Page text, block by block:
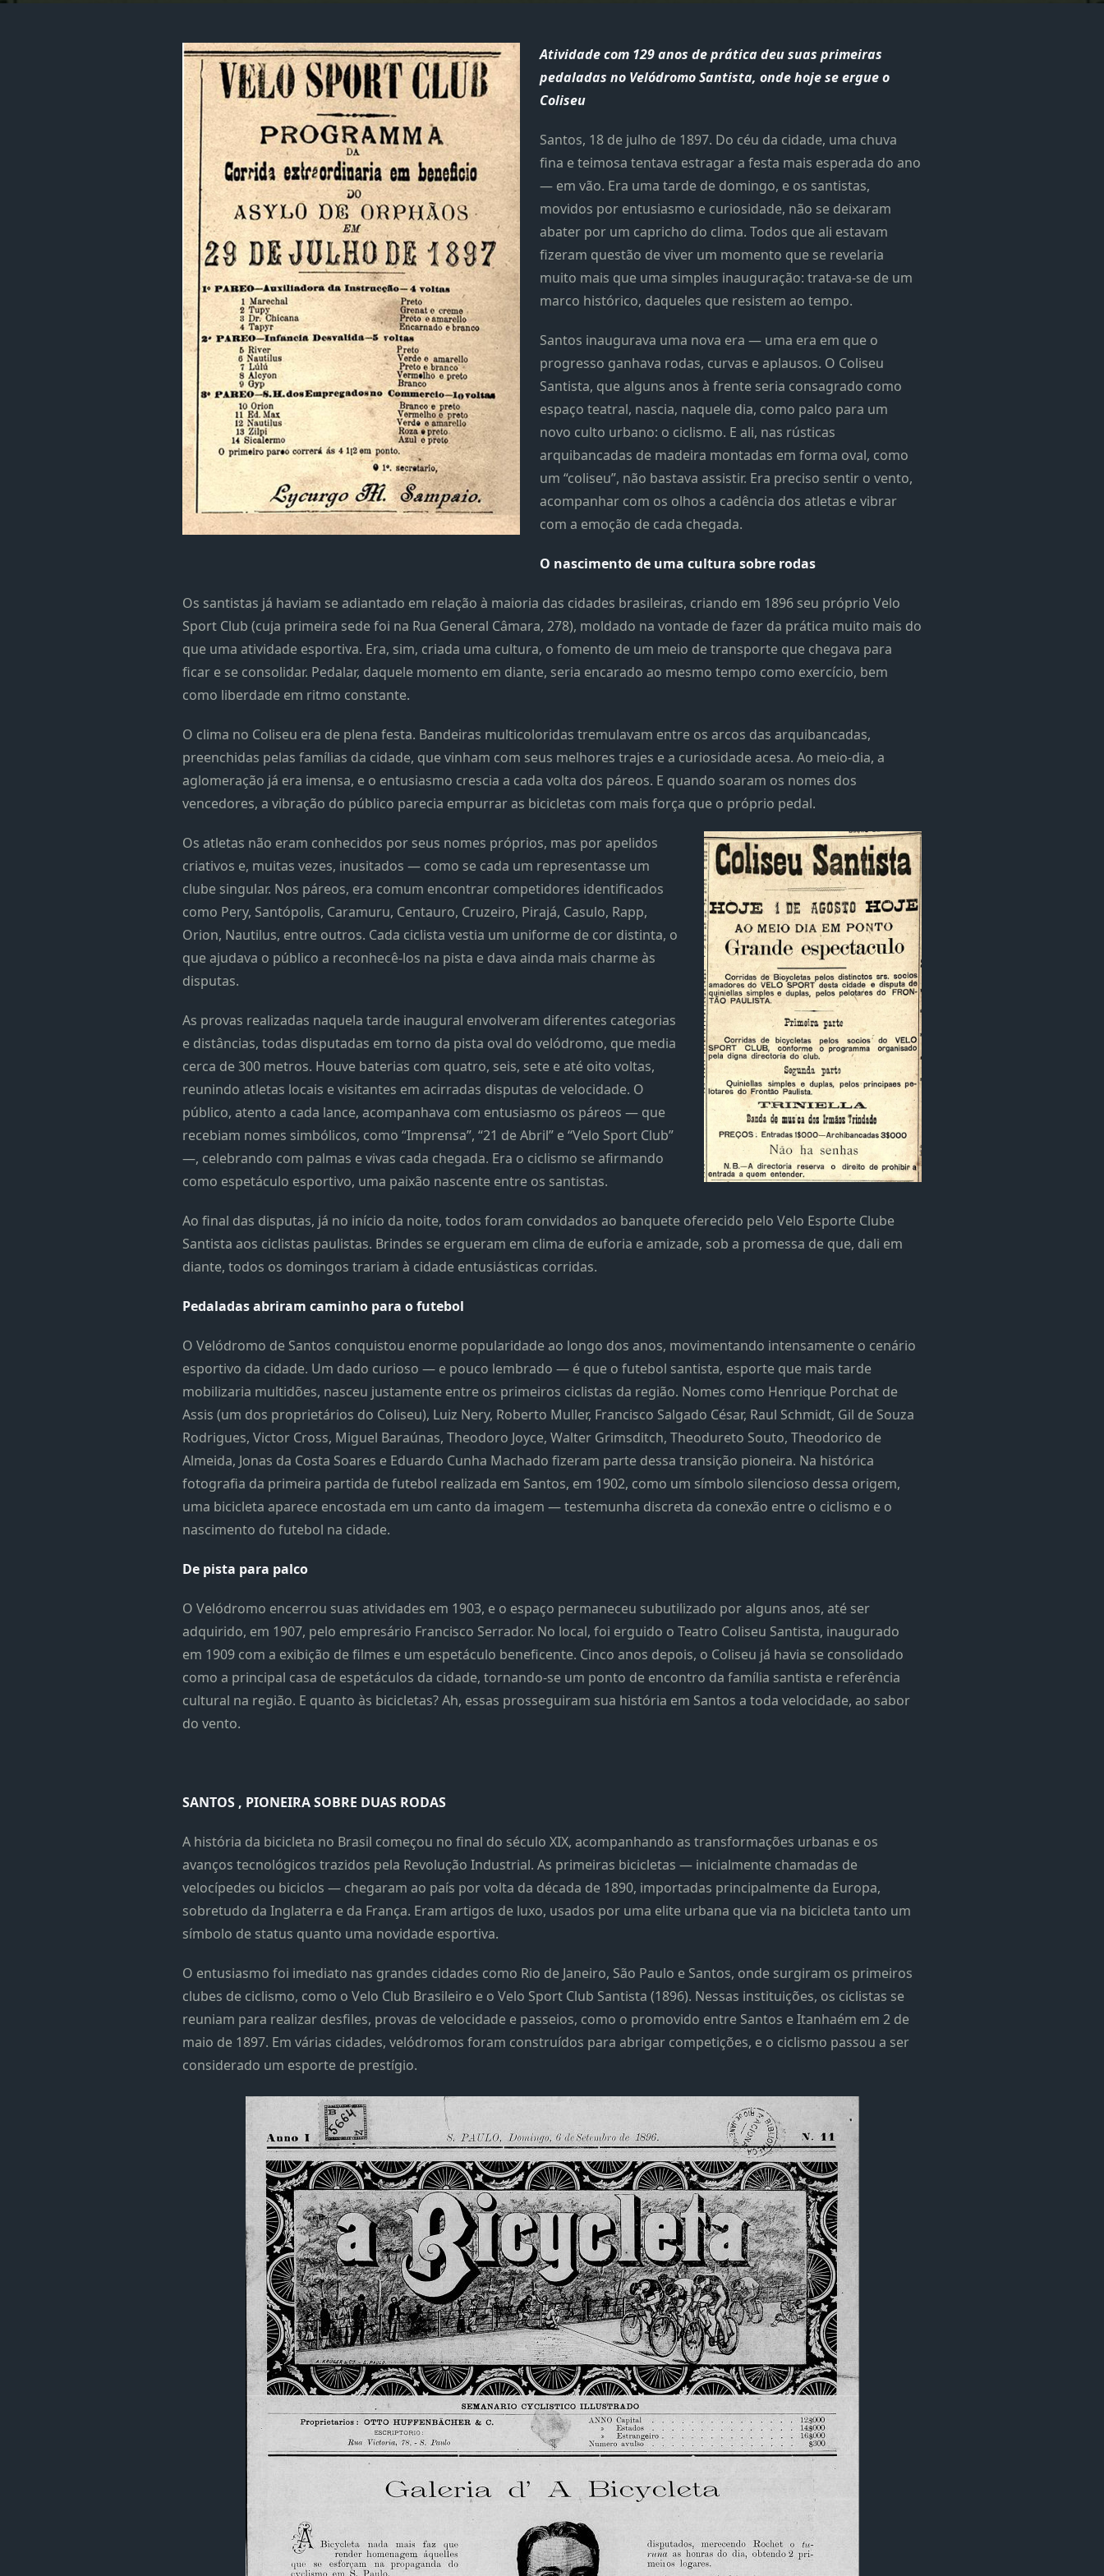
Atividade com 129 anos de prática deu suas primeiras
pedaladas no Velódromo Santista, onde hoje se ergue o
Coliseu
Santos, 18 de julho de 1897. Do céu da cidade, uma chuva
fina e teimosa tentava estragar a festa mais esperada do ano
— em vão. Era uma tarde de domingo, e os santistas,
movidos por entusiasmo e curiosidade, não se deixaram
abater por um capricho do clima. Todos que ali estavam
fizeram questão de viver um momento que se revelaria
muito mais que uma simples inauguração: tratava-se de um
marco histórico, daqueles que resistem ao tempo.
Santos inaugurava uma nova era — uma era em que o
progresso ganhava rodas, curvas e aplausos. O Coliseu
Santista, que alguns anos à frente seria consagrado como
espaço teatral, nascia, naquele dia, como palco para um
novo culto urbano: o ciclismo. E ali, nas rústicas
arquibancadas de madeira montadas em forma oval, como
um “coliseu”, não bastava assistir. Era preciso sentir o vento,
acompanhar com os olhos a cadência dos atletas e vibrar
com a emoção de cada chegada.
O nascimento de uma cultura sobre rodas
Os santistas já haviam se adiantado em relação à maioria das cidades brasileiras, criando em 1896 seu próprio Velo
Sport Club (cuja primeira sede foi na Rua General Câmara, 278), moldado na vontade de fazer da prática muito mais do
que uma atividade esportiva. Era, sim, criada uma cultura, o fomento de um meio de transporte que chegava para
ficar e se consolidar. Pedalar, daquele momento em diante, seria encarado ao mesmo tempo como exercício, bem
como liberdade em ritmo constante.
O clima no Coliseu era de plena festa. Bandeiras multicoloridas tremulavam entre os arcos das arquibancadas,
preenchidas pelas famílias da cidade, que vinham com seus melhores trajes e a curiosidade acesa. Ao meio-dia, a
aglomeração já era imensa, e o entusiasmo crescia a cada volta dos páreos. E quando soaram os nomes dos
vencedores, a vibração do público parecia empurrar as bicicletas com mais força que o próprio pedal.
Os atletas não eram conhecidos por seus nomes próprios, mas por apelidos
criativos e, muitas vezes, inusitados — como se cada um representasse um
clube singular. Nos páreos, era comum encontrar competidores identificados
como Pery, Santópolis, Caramuru, Centauro, Cruzeiro, Pirajá, Casulo, Rapp,
Orion, Nautilus, entre outros. Cada ciclista vestia um uniforme de cor distinta, o
que ajudava o público a reconhecê-los na pista e dava ainda mais charme às
disputas.
As provas realizadas naquela tarde inaugural envolveram diferentes categorias
e distâncias, todas disputadas em torno da pista oval do velódromo, que media
cerca de 300 metros. Houve baterias com quatro, seis, sete e até oito voltas,
reunindo atletas locais e visitantes em acirradas disputas de velocidade. O
público, atento a cada lance, acompanhava com entusiasmo os páreos — que
recebiam nomes simbólicos, como “Imprensa”, “21 de Abril” e “Velo Sport Club”
—, celebrando com palmas e vivas cada chegada. Era o ciclismo se afirmando
como espetáculo esportivo, uma paixão nascente entre os santistas.
Ao final das disputas, já no início da noite, todos foram convidados ao banquete oferecido pelo Velo Esporte Clube
Santista aos ciclistas paulistas. Brindes se ergueram em clima de euforia e amizade, sob a promessa de que, dali em
diante, todos os domingos trariam à cidade entusiásticas corridas.
Pedaladas abriram caminho para o futebol
O Velódromo de Santos conquistou enorme popularidade ao longo dos anos, movimentando intensamente o cenário
esportivo da cidade. Um dado curioso — e pouco lembrado — é que o futebol santista, esporte que mais tarde
mobilizaria multidões, nasceu justamente entre os primeiros ciclistas da região. Nomes como Henrique Porchat de
Assis (um dos proprietários do Coliseu), Luiz Nery, Roberto Muller, Francisco Salgado César, Raul Schmidt, Gil de Souza
Rodrigues, Victor Cross, Miguel Baraúnas, Theodoro Joyce, Walter Grimsditch, Theodureto Souto, Theodorico de
Almeida, Jonas da Costa Soares e Eduardo Cunha Machado fizeram parte dessa transição pioneira. Na histórica
fotografia da primeira partida de futebol realizada em Santos, em 1902, como um símbolo silencioso dessa origem,
uma bicicleta aparece encostada em um canto da imagem — testemunha discreta da conexão entre o ciclismo e o
nascimento do futebol na cidade.
De pista para palco
O Velódromo encerrou suas atividades em 1903, e o espaço permaneceu subutilizado por alguns anos, até ser
adquirido, em 1907, pelo empresário Francisco Serrador. No local, foi erguido o Teatro Coliseu Santista, inaugurado
em 1909 com a exibição de filmes e um espetáculo beneficente. Cinco anos depois, o Coliseu já havia se consolidado
como a principal casa de espetáculos da cidade, tornando-se um ponto de encontro da família santista e referência
cultural na região. E quanto às bicicletas? Ah, essas prosseguiram sua história em Santos a toda velocidade, ao sabor
do vento.
SANTOS , PIONEIRASOBRE DUAS RODAS
A história da bicicleta no Brasil começou no final do século XIX, acompanhando as transformações urbanas e os
avanços tecnológicos trazidos pela Revolução Industrial. As primeiras bicicletas — inicialmente chamadas de
velocípedes ou biciclos — chegaram ao país por volta da década de 1890, importadas principalmente da Europa,
sobretudo da Inglaterra e da França. Eram artigos de luxo, usados por uma elite urbana que via na bicicleta tanto um
símbolo de status quanto uma novidade esportiva.
O entusiasmo foi imediato nas grandes cidades como Rio de Janeiro, São Paulo e Santos, onde surgiram os primeiros
clubes de ciclismo, como o Velo Club Brasileiro e o Velo Sport Club Santista (1896). Nessas instituições, os ciclistas se
reuniam para realizar desfiles, provas de velocidade e passeios, como o promovido entre Santos e Itanhaém em 2 de
maio de 1897. Em várias cidades, velódromos foram construídos para abrigar competições, e o ciclismo passou a ser
considerado um esporte de prestígio.